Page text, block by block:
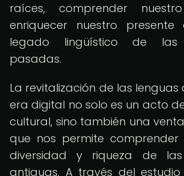
raíces, comprender
enriquecer nuestro
legado lingüístico de las
pasadas.
La revitalización de las lenguas
era digital no solo es un acto
cultural, sino también una
que nos permite
diversidad y riqueza de las
antiguas. A través del